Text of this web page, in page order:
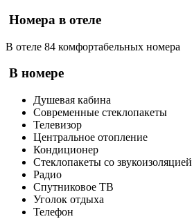
Номера в отеле
В отеле 84 комфортабельных номера
В номере
Душевая кабина
Современные стеклопакеты
Телевизор
Центральное отопление
Кондиционер
Стеклопакеты со звукоизоляцией
Радио
Спутниковое ТВ
Уголок отдыха
Телефон